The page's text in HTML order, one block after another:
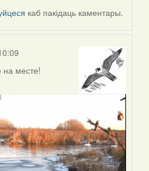
каб пакідаць каментары.
месте!